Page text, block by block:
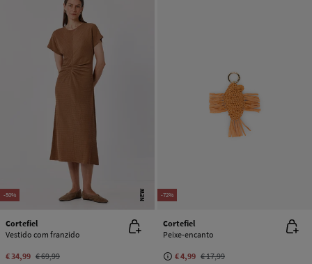
-50% NEW
Cortefiel
Vestido com franzido
€ 34,99 € 69,99
-72%
Cortefiel
Peixe-encanto
€ 4,99 € 17,99